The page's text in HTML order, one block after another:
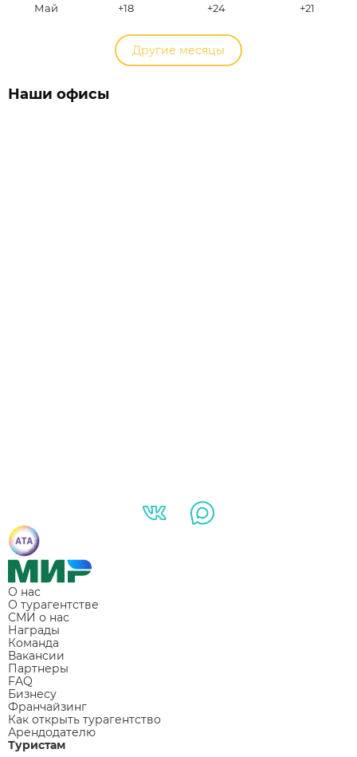
Май +18 +24 +21
Другие месяцы
Наши офисы
О нас
О турагентстве
СМИ о нас
Награды
Команда
Вакансии
Партнеры
FAQ
Бизнесу
Франчайзинг
Как открыть турагентство
Арендодателю
Туристам